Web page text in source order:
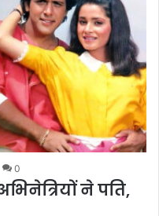
0
ने पति,